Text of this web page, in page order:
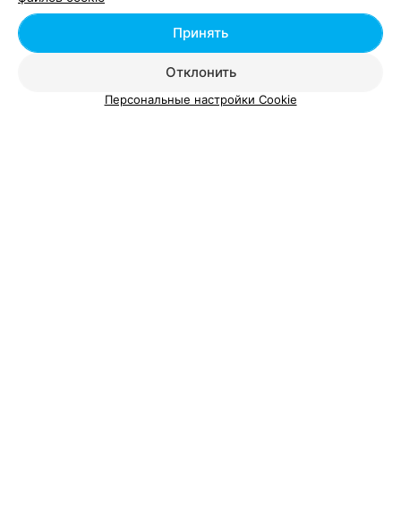
варикозных вен нижних конечностей
от 300 руб.
Отклонить
Принять
Персональные настройки Cookie